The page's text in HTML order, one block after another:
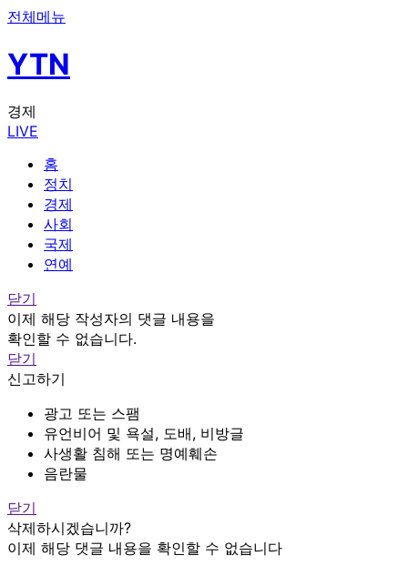
전체메뉴
YTN
경제
LIVE
홈
정치
경제
사회
국제
연예
닫기
이제 해당 작성자의 댓글 내용을
확인할 수 없습니다.
닫기
신고하기
광고 또는 스팸
유언비어 및 욕설, 도배, 비방글
사생활 침해 또는 명예훼손
음란물
닫기
삭제하시겠습니까?
이제 해당 댓글 내용을 확인할 수 없습니다